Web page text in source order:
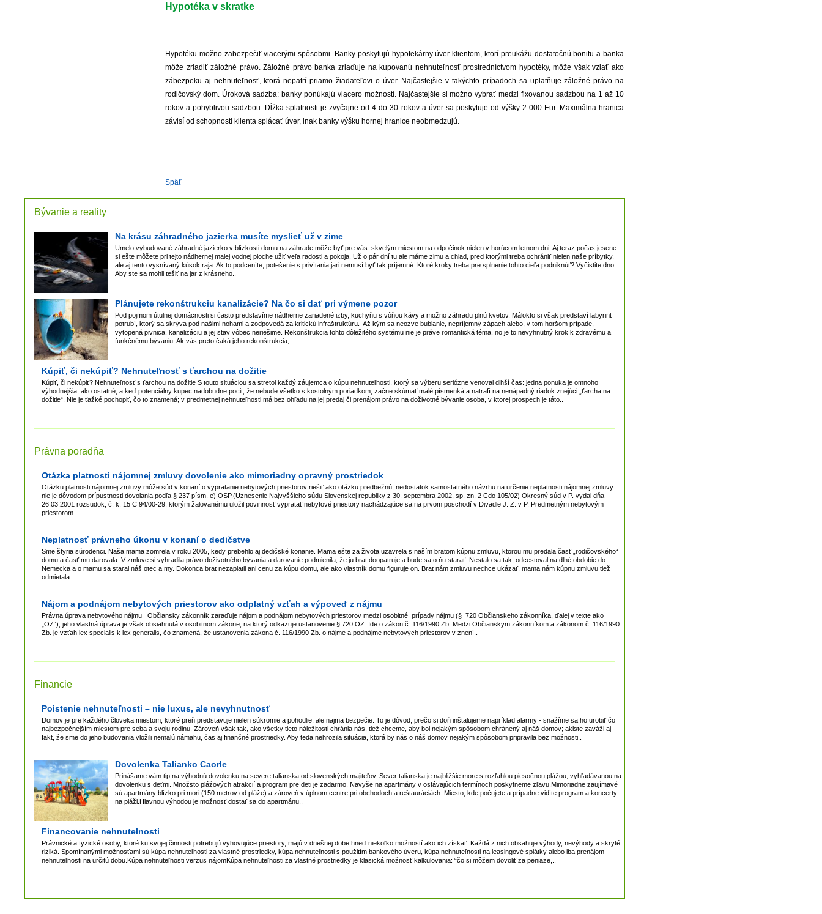
Hypotéka v skratke
Hypotéku možno zabezpečiť viacerými spôsobmi. Banky poskytujú hypotekárny úver klientom, ktorí preukážu dostatočnú bonitu a banka
môže zriadiť záložné právo. Záložné právo banka zriaďuje na kupovanú nehnuteľnosť prostredníctvom hypotéky, môže však vziať ako
zábezpeku aj nehnuteľnosť, ktorá nepatrí priamo žiadateľovi o úver. Najčastejšie v takýchto prípadoch sa uplatňuje záložné právo na
rodičovský dom. Úroková sadzba: banky ponúkajú viacero možností. Najčastejšie si možno vybrať medzi fixovanou sadzbou na 1 až 10
rokov a pohyblivou sadzbou. Dĺžka splatnosti je zvyčajne od 4 do 30 rokov a úver sa poskytuje od výšky 2 000 Eur. Maximálna hranica
závisí od schopnosti klienta splácať úver, inak banky výšku hornej hranice neobmedzujú.
Späť
Bývanie a reality
Na krásu záhradného jazierka musíte myslieť už v zime
Umelo vybudované záhradné jazierko v blízkosti domu na záhrade môže byť pre vás skvelým miestom na odpočinok nielen v horúcom letnom dni. Aj teraz počas jesene
si ešte môžete pri tejto nádhernej malej vodnej ploche užiť veľa radosti a pokoja. Už o pár dní tu ale máme zimu a chlad, pred ktorými treba ochrániť nielen naše príbytky,
ale aj tento vysnívaný kúsok raja. Ak to podceníte, potešenie s privítania jari nemusí byť tak príjemné. Ktoré kroky treba pre splnenie tohto cieľa podniknúť? Vyčistite dno
Aby ste sa mohli tešiť na jar z krásneho..
Plánujete rekonštrukciu kanalizácie? Na čo si dať pri výmene pozor
Pod pojmom útulnej domácnosti si často predstavíme nádherne zariadené izby, kuchyňu s vôňou kávy a možno záhradu plnú kvetov. Málokto si však predstaví labyrint
potrubí, ktorý sa skrýva pod našimi nohami a zodpovedá za kritickú infraštruktúru. Až kým sa neozve bublanie, nepríjemný zápach alebo, v tom horšom prípade,
vytopená pivnica, kanalizáciu a jej stav vôbec neriešime. Rekonštrukcia tohto dôležitého systému nie je práve romantická téma, no je to nevyhnutný krok k zdravému a
funkčnému bývaniu. Ak vás preto čaká jeho rekonštrukcia,..
Kúpiť, či nekúpiť? Nehnuteľnosť s ťarchou na dožitie
Kúpiť, či nekúpiť? Nehnuteľnosť s ťarchou na dožitie S touto situáciou sa stretol každý záujemca o kúpu nehnuteľnosti, ktorý sa výberu seriózne venoval dlhší čas: jedna ponuka je omnoho
výhodnejšia, ako ostatné, a keď potenciálny kupec nadobudne pocit, že nebude všetko s kostolným poriadkom, začne skúmať malé písmenká a natrafí na nenápadný riadok znejúci „ťarcha na
dožitie“. Nie je ťažké pochopiť, čo to znamená; v predmetnej nehnuteľnosti má bez ohľadu na jej predaj či prenájom právo na doživotné bývanie osoba, v ktorej prospech je táto..
Právna poradňa
Otázka platnosti nájomnej zmluvy dovolenie ako mimoriadny opravný prostriedok
Otázku platnosti nájomnej zmluvy môže súd v konaní o vypratanie nebytových priestorov riešiť ako otázku predbežnú; nedostatok samostatného návrhu na určenie neplatnosti nájomnej zmluvy
nie je dôvodom prípustnosti dovolania podľa § 237 písm. e) OSP.(Uznesenie Najvyššieho súdu Slovenskej republiky z 30. septembra 2002, sp. zn. 2 Cdo 105/02) Okresný súd v P. vydal dňa
26.03.2001 rozsudok, č. k. 15 C 94/00-29, ktorým žalovanému uložil povinnosť vypratať nebytové priestory nachádzajúce sa na prvom poschodí v Divadle J. Z. v P. Predmetným nebytovým
priestorom..
Neplatnosť právneho úkonu v konaní o dedičstve
Sme štyria súrodenci. Naša mama zomrela v roku 2005, kedy prebehlo aj dedičské konanie. Mama ešte za života uzavrela s naším bratom kúpnu zmluvu, ktorou mu predala časť „rodičovského“
domu a časť mu darovala. V zmluve si vyhradila právo doživotného bývania a darovanie podmienila, že ju brat doopatruje a bude sa o ňu starať. Nestalo sa tak, odcestoval na dlhé obdobie do
Nemecka a o mamu sa staral náš otec a my. Dokonca brat nezaplatil ani cenu za kúpu domu, ale ako vlastník domu figuruje on. Brat nám zmluvu nechce ukázať, mama nám kúpnu zmluvu tiež
odmietala..
Nájom a podnájom nebytových priestorov ako odplatný vzťah a výpoveď z nájmu
Právna úprava nebytového nájmu Občiansky zákonník zaraďuje nájom a podnájom nebytových priestorov medzi osobitné prípady nájmu (§ 720 Občianskeho zákonníka, ďalej v texte ako
„OZ“), jeho vlastná úprava je však obsiahnutá v osobitnom zákone, na ktorý odkazuje ustanovenie § 720 OZ. Ide o zákon č. 116/1990 Zb. Medzi Občianskym zákonníkom a zákonom č. 116/1990
Zb. je vzťah lex specialis k lex generalis, čo znamená, že ustanovenia zákona č. 116/1990 Zb. o nájme a podnájme nebytových priestorov v znení..
Financie
Poistenie nehnuteľnosti – nie luxus, ale nevyhnutnosť
Domov je pre každého človeka miestom, ktoré preň predstavuje nielen súkromie a pohodlie, ale najmä bezpečie. To je dôvod, prečo si doň inštalujeme napríklad alarmy - snažíme sa ho urobiť čo
najbezpečnejším miestom pre seba a svoju rodinu. Zároveň však tak, ako všetky tieto náležitosti chránia nás, tiež chceme, aby bol nejakým spôsobom chránený aj náš domov; akiste zaváži aj
fakt, že sme do jeho budovania vložili nemalú námahu, čas aj finančné prostriedky. Aby teda nehrozila situácia, ktorá by nás o náš domov nejakým spôsobom pripravila bez možnosti..
Dovolenka Talianko Caorle
Prinášame vám tip na výhodnú dovolenku na severe talianska od slovenských majiteľov. Sever talianska je najbližšie more s rozľahlou piesočnou plážou, vyhľadávanou na
dovolenku s deťmi. Množsto plážových atrakcií a program pre deti je zadarmo. Navyše na apartmány v ostávajúcich termínoch poskytneme zľavu.Mimoriadne zaujímavé
sú apartmány blízko pri mori (150 metrov od pláže) a zároveň v úplnom centre pri obchodoch a reštauráciách. Miesto, kde počujete a prípadne vidíte program a koncerty
na pláži.Hlavnou výhodou je možnosť dostať sa do apartmánu..
Financovanie nehnutelnosti
Právnické a fyzické osoby, ktoré ku svojej činnosti potrebujú vyhovujúce priestory, majú v dnešnej dobe hneď niekoľko možností ako ich získať. Každá z nich obsahuje výhody, nevýhody a skryté
riziká. Spomínanými možnosťami sú kúpa nehnuteľnosti za vlastné prostriedky, kúpa nehnuteľnosti s použitím bankového úveru, kúpa nehnuteľnosti na leasingové splátky alebo iba prenájom
nehnuteľnosti na určitú dobu.Kúpa nehnuteľnosti verzus nájomKúpa nehnuteľnosti za vlastné prostriedky je klasická možnosť kalkulovania: “čo si môžem dovoliť za peniaze,..